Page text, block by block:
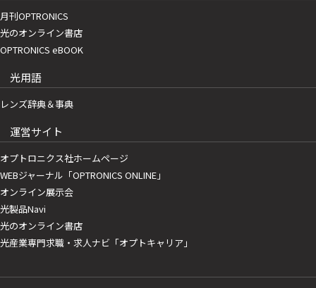
月刊OPTRONICS
光のオンライン書店
OPTRONICS eBOOK
光用語
レンズ辞典＆事典
運営サイト
オプトロニクス社ホームページ
WEBジャーナル「OPTRONICS ONLINE」
オンライン展示会
光製品Navi
光のオンライン書店
光産業専門求職・求人ナビ「オプトキャリア」